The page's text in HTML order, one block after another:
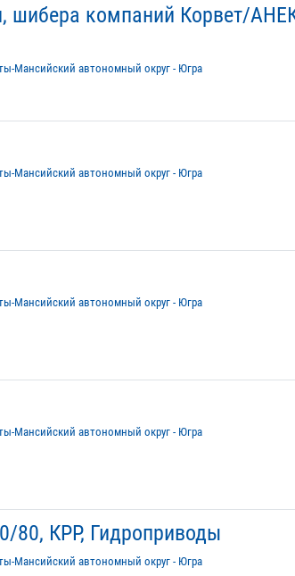
компаний Корвет/
Мансийский автономный округ - Югра
Мансийский автономный округ - Югра
Мансийский автономный округ - Югра
Мансийский автономный округ - Югра
80, КРР, Гидроприводы
Мансийский автономный округ - Югра